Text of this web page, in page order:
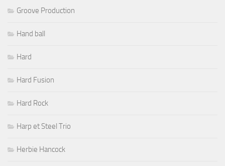
Groove Production
Hand ball
Hard
Hard Fusion
Hard Rock
Harp et Steel Trio
Herbie Hancock